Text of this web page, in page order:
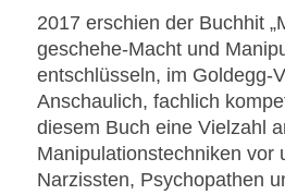
2017 erschien der Buchhit
geschehe-Macht und
entschlüsseln, im Goldegg-
Anschaulich, fachlich
diesem Buch eine Vielzahl
Manipulationstechniken vor
Narzissten, Psychopathen